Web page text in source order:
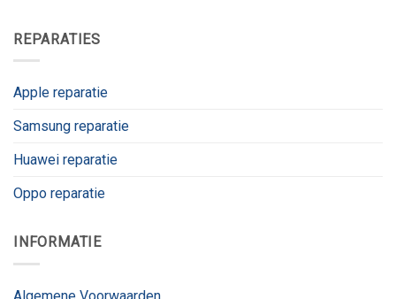
REPARATIES
Apple reparatie
Samsung reparatie
Huawei reparatie
Oppo reparatie
INFORMATIE